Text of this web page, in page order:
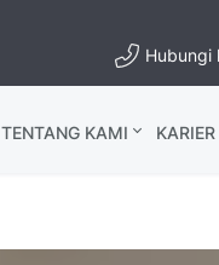
Hubungi
TENTANG KAMI KARIER